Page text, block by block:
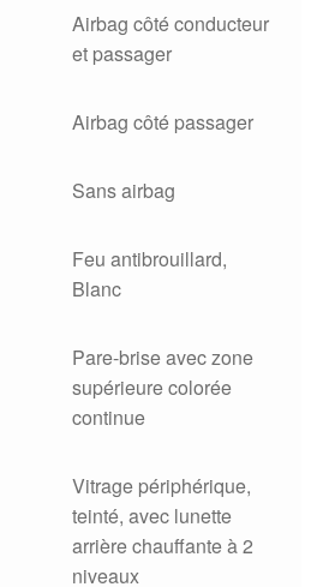
Airbag côté conducteur
et passager
Airbag côté passager
Sans airbag
Feu antibrouillard,
Blanc
Pare-brise avec zone
supérieure colorée
continue
Vitrage périphérique,
teinté, avec lunette
arrière chauffante à 2
niveaux